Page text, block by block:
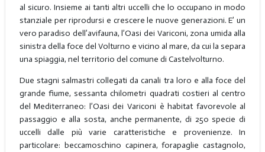
al sicuro. Insieme ai tanti altri uccelli che lo occupano in modo
stanziale per riprodursi e crescere le nuove generazioni. E’ un
vero paradiso dell’avifauna, l’Oasi dei Variconi, zona umida alla
sinistra della foce del Volturno e vicino al mare, da cui la separa
una spiaggia, nel territorio del comune di Castelvolturno.
Due stagni salmastri collegati da canali tra loro e alla foce del
grande fiume, sessanta chilometri quadrati costieri al centro
del Mediterraneo: l’Oasi dei Variconi è habitat favorevole al
passaggio e alla sosta, anche permanente, di 250 specie di
uccelli dalle più varie caratteristiche e provenienze. In
particolare: beccamoschino capinera, forapaglie castagnolo,